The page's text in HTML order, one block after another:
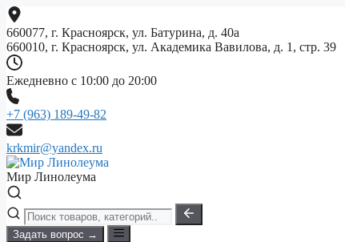
Перейти
к
содержимому
660077, г. Красноярск, ул. Батурина, д. 40а
660010, г. Красноярск, ул. Академика Вавилова, д. 1, стр. 39
Ежедневно с 10:00 до 20:00
+7 (963) 189-49-82
krkmir@yandex.ru
Мир Линолеума
Задать вопрос →